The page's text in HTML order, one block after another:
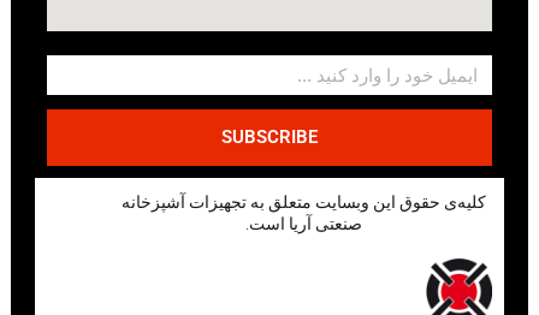
SUBSCRIBE
کلیه‌ی حقوق این وبسایت متعلق به تجهیزات آشپزخانه
صنعتی آریا است.